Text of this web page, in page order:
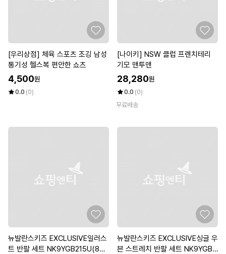
[우리상점] 체육 스포츠 조깅 남성
통기성 헬스복 편안한 쇼츠
4,500원
0.0 (0)
[나이키] NSW 클럽 프렌치테리
기모 맨투맨
28,280원
0.0 (0)
무료배송
뉴발란스키즈 EXCLUSIVE일러스
트 반팔 세트 NK9YGB215U(80)
뉴발란스키즈 EXCLUSIVE싱글 우
븐 스트레치 반팔 세트 NK9YGB2